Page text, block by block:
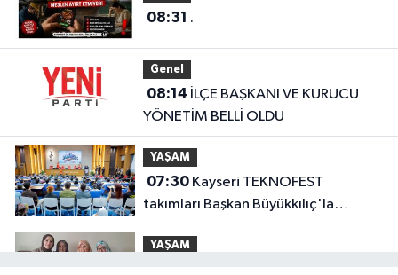
08:31 .
Genel
08:14
YÖNETİM BELLİ OLDU
YAŞAM
07:30Kayseri TEKNOFEST
takımları Başkan Büyükkılıç'la
buluştu
YAŞAM